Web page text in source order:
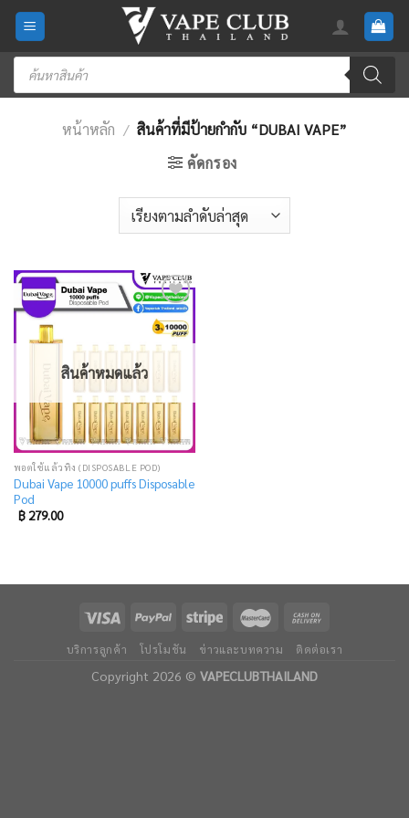
Skip
content
Products
search
หน้าหลัก / สินค้าที่มีป้ายกำกับ “DUBAI VAPE”
คัดกรอง
Add
to
wishlist
สินค้าหมดแล้ว
พอตใช้แล้วทิ้ง (DISPOSABLE POD)
Dubai Vape 10000 puffs Disposable
Pod
฿279.00
บริการลูกค้า โปรโมชัน ข่าวและบทความ ติดต่อเรา
Copyright 2026 © VAPECLUBTHAILAND